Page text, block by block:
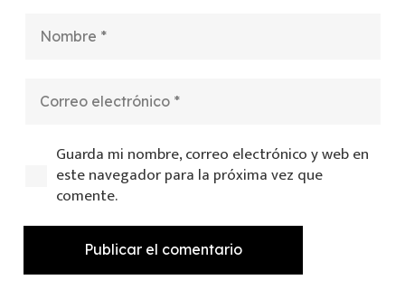
Guarda mi nombre, correo electrónico y web en
este navegador para la próxima vez que
comente.
Publicar el comentario